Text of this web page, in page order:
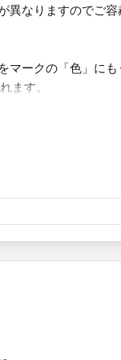
なりますのでご容
マークの「色」に
ます。